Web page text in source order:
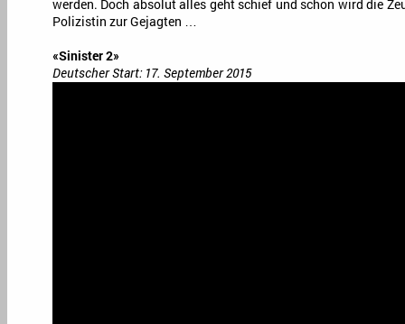
werden. Doch absolut alles geht schief und schon wird die
Polizistin zur Gejagten …
«Sinister 2»
Deutscher Start: 17. September 2015